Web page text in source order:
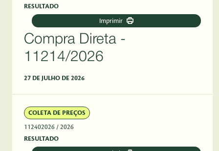
RESULTADO
Imprimir
Compra Direta -
11214/2026
27 DE JULHO DE 2026
COLETA DE PREÇOS
112402026 / 2026
RESULTADO